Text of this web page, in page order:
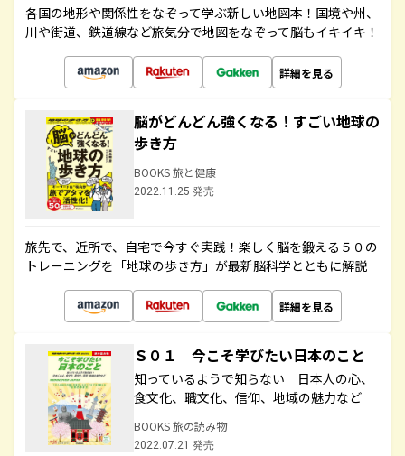
各国の地形や関係性をなぞって学ぶ新しい地図本！国境や州、
川や街道、鉄道線など旅気分で地図をなぞって脳もイキイキ！
詳細を見る
脳がどんどん強くなる！すごい地球の
歩き方
BOOKS 旅と健康
2022.11.25 発売
旅先で、近所で、自宅で今すぐ実践！楽しく脳を鍛える５０の
トレーニングを「地球の歩き方」が最新脳科学とともに解説
詳細を見る
Ｓ０１ 今こそ学びたい日本のこと
知っているようで知らない 日本人の心、
食文化、職文化、信仰、地域の魅力など
BOOKS 旅の読み物
2022.07.21 発売